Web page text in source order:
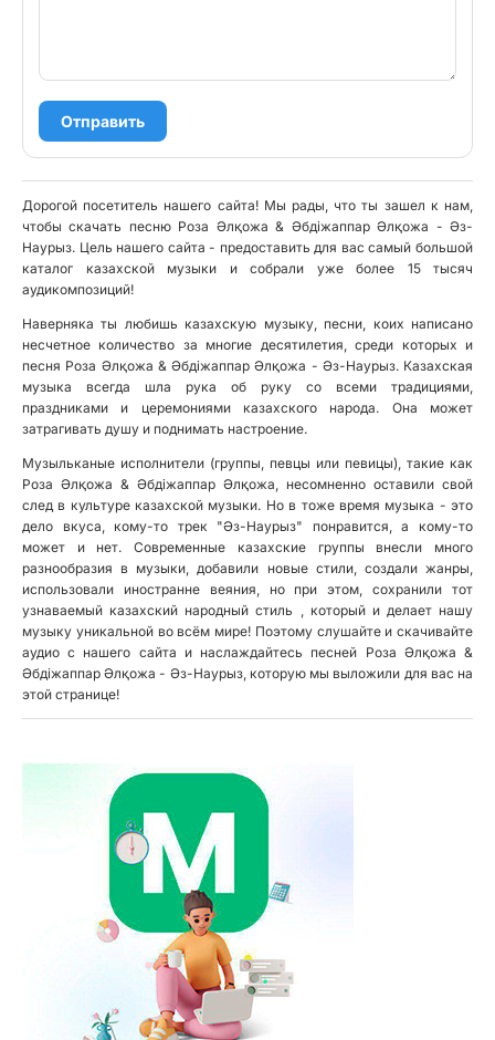
Отправить
Дорогой посетитель нашего сайта! Мы рады, что ты зашел к нам,
чтобы скачать песню Роза Әлқожа & Әбдiжаппар Әлқожа - Әз-
Наурыз. Цель нашего сайта - предоставить для вас самый большой
каталог казахской музыки и собрали уже более 15 тысяч
аудикомпозиций!
Наверняка ты любишь казахскую музыку, песни, коих написано
несчетное количество за многие десятилетия, среди которых и
песня Роза Әлқожа & Әбдiжаппар Әлқожа - Әз-Наурыз. Казахская
музыка всегда шла рука об руку со всеми традициями,
праздниками и церемониями казахского народа. Она может
затрагивать душу и поднимать настроение.
Музыльканые исполнители (группы, певцы или певицы), такие как
Роза Әлқожа & Әбдiжаппар Әлқожа, несомненно оставили свой
след в культуре казахской музыки. Но в тоже время музыка - это
дело вкуса, кому-то трек "Әз-Наурыз" понравится, а кому-то
может и нет. Современные казахские группы внесли много
разнообразия в музыки, добавили новые стили, создали жанры,
использовали иностранне веяния, но при этом, сохранили тот
узнаваемый казахский народный стиль , который и делает нашу
музыку уникальной во всём мире! Поэтому слушайте и скачивайте
аудио с нашего сайта и наслаждайтесь песней Роза Әлқожа &
Әбдiжаппар Әлқожа - Әз-Наурыз, которую мы выложили для вас на
этой странице!